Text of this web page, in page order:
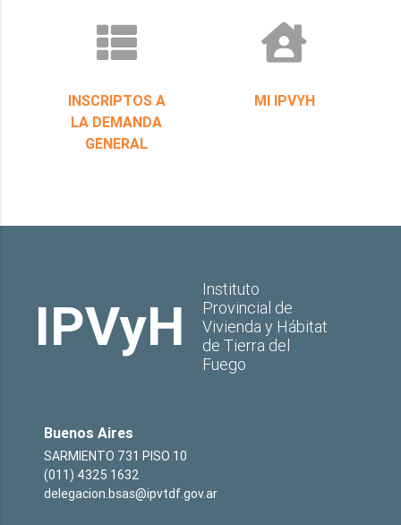
INSCRIPTOS A
LA DEMANDA
GENERAL
MI IPVYH
IPVyH
Instituto
Provincial de
Vivienda y Hábitat
de Tierra del
Fuego
Buenos Aires
SARMIENTO 731 PISO 10
(011) 4325 1632
delegacion.bsas@ipvtdf.gov.ar